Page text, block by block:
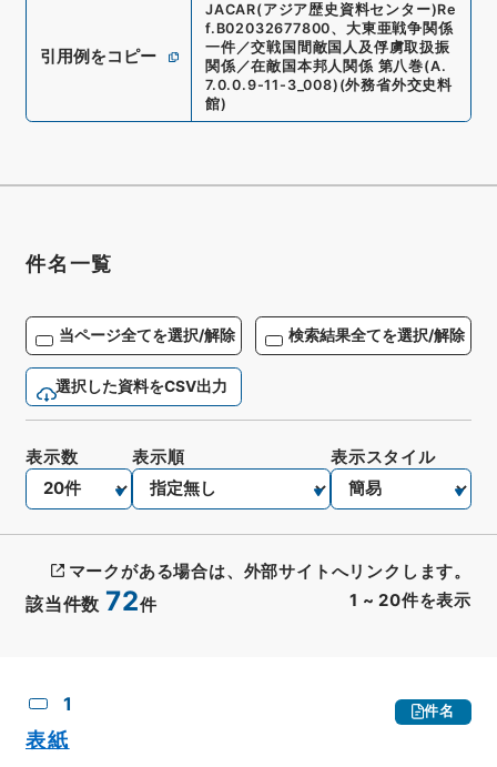
引用例をコピー
JACAR(アジア歴史資料センター)Re
f. B02032677800、 大東亜戦争関係
一件／交戦国間敵国人及俘虜取扱振
関係／在敵国本邦人関係 第八巻(A.
7.0.0.9-11-3_008) (外務省外交史料
館)
件名一覧
当ページ全てを選択/解除 検索結果全てを選択/解除
選択した資料をCSV出力
該当件数 72件 1 ~ 20件を表示
表示数 表示順 表示スタイル
マークがある場合は、外部サイトへリンクします。
1 件名
表紙